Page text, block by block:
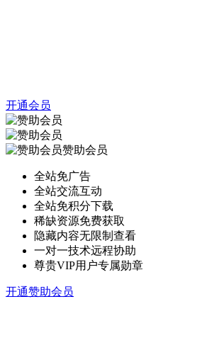
开通会员
赞助会员
全站免广告
全站交流互动
全站免积分下载
稀缺资源免费获取
隐藏内容无限制查看
一对一技术远程协助
尊贵VIP用户专属勋章
开通赞助会员